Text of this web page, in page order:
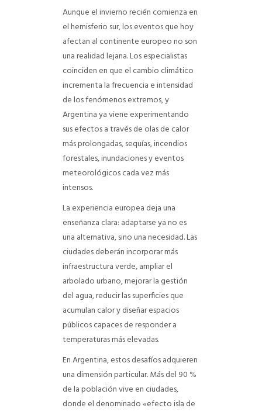
Aunque el invierno recién comienza en
el hemisferio sur, los eventos que hoy
afectan al continente europeo no son
una realidad lejana. Los especialistas
coinciden en que el cambio climático
incrementa la frecuencia e intensidad
de los fenómenos extremos, y
Argentina ya viene experimentando
sus efectos a través de olas de calor
más prolongadas, sequías, incendios
forestales, inundaciones y eventos
meteorológicos cada vez más
intensos.
La experiencia europea deja una
enseñanza clara: adaptarse ya no es
una alternativa, sino una necesidad. Las
ciudades deberán incorporar más
infraestructura verde, ampliar el
arbolado urbano, mejorar la gestión
del agua, reducir las superficies que
acumulan calor y diseñar espacios
públicos capaces de responder a
temperaturas más elevadas.
En Argentina, estos desafíos adquieren
una dimensión particular. Más del 90 %
de la población vive en ciudades,
donde el denominado «efecto isla de